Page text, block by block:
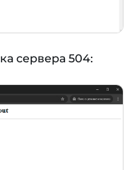
сервера 504: